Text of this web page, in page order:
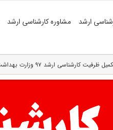
ارشد مشاوره کارشناسی ارشد
کارشناسی ارشد ۹۷ وزارت بهداشت